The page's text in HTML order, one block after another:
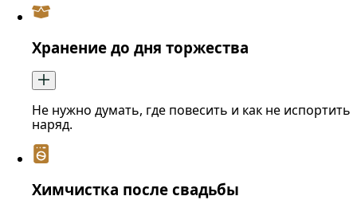
Хранение до дня торжества
Не нужно думать, где повесить и как не испортить
наряд.
Химчистка после свадьбы